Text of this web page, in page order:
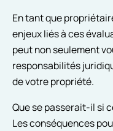
En tant que
enjeux liés à ces
peut non seulement
responsabilités
de votre propriété.
Que se passerait-il si
Les conséquences